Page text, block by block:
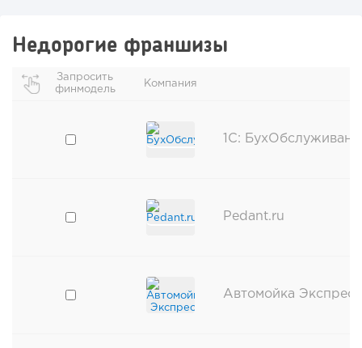
Недорогие франшизы
Запросить
финмодель
Компания
1C:
Pedant.ru
Автомойка Экспресс